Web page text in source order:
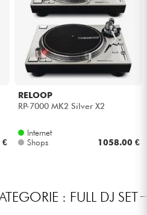
€
RELOOP
RP-7000 MK2 Silver X2
Internet
Shops
1058.00 €
: FULL DJ SET